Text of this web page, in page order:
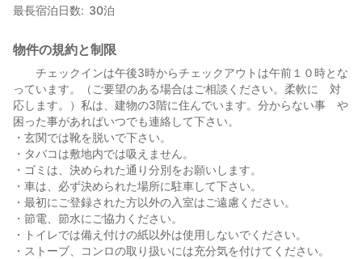
最長宿泊日数
30泊
物件の規約と制限
チェックインは午後3時からチェックアウトは午前１０時とな
っています。（ご要望のある場合はご相談ください。柔軟に 対
応します。）私は、建物の3階に住んでいます。分からない事 や
困った事があればいつでも連絡して下さい。
・玄関では靴を脱いで下さい。
・タバコは敷地内では吸えません。
・ゴミは、決められた通り分別をお願いします。
・車は、必ず決められた場所に駐車して下さい。
・最初にご登録された方以外の入室はご遠慮ください。
・節電、節水にご協力ください。
・トイレでは備え付けの紙以外は使用しないでください。
・ストーブ、コンロの取り扱いには充分気を付けてください。